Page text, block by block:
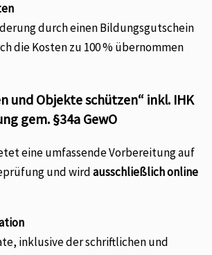
durch einen Bildungsgutschein
die Kosten zu 100 % übernommen
und Objekte schützen“ inkl. IHK
gem. §34a GewO
eine umfassende Vorbereitung auf
und wirdausschließlich online
inklusive der schriftlichen und